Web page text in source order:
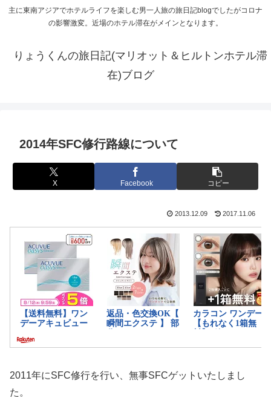
主に東南アジアでホテルライフを楽しむ男一人旅の旅日記blogでしたがコロナ
の影響激変。近場のホテル滞在がメインとなります。
りょうくんの旅日記(マリオット＆ヒルトンホテル滞
在)ブログ
2014年SFC修行路線について
X Facebook コピー
2013.12.09 2017.11.06
2011年にSFC修行を行い、無事SFCゲットいたしまし
た。